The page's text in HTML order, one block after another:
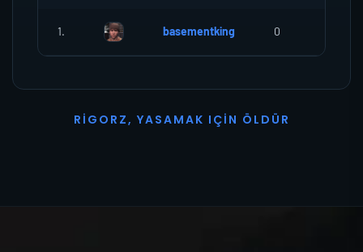
1. basementking 0
R I G O R Z, YASAMAK I ÇI N Ö L D Ü R